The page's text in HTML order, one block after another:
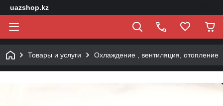
uazshop.kz
Товары и услуги Охлаждение , вентиляция, отопление